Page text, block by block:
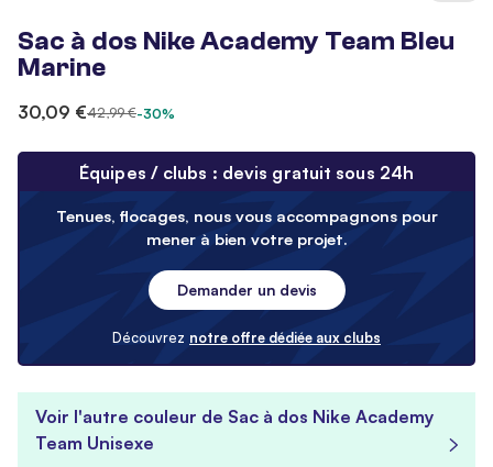
Sac à dos Nike Academy Team Bleu
Marine
30,09 €42,99 €-30%
Équipes / clubs : devis gratuit sous 24h
Tenues, flocages, nous vous accompagnons pour
mener à bien votre projet.
Demander un devis
Découvrez notre offre dédiée aux clubs
Voir l'autre couleur de Sac à dos Nike Academy
Team Unisexe